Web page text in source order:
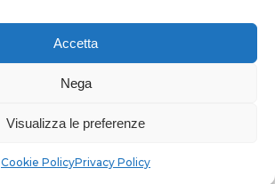
Accetta
Nega
Visualizza le preferenze
Cookie PolicyPrivacy Policy
Copyright 2018 - Tutti i diritti sono riservati